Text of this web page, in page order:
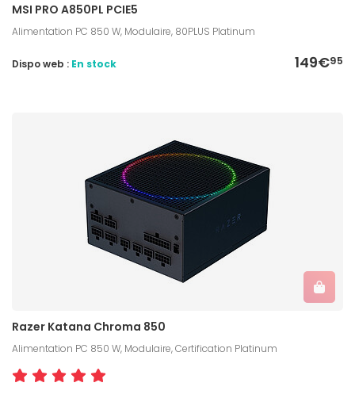
MSI PRO A850PL PCIE5
Alimentation PC 850 W, Modulaire, 80PLUS Platinum
149€95
Dispo web : En stock
Razer Katana Chroma 850
Alimentation PC 850 W, Modulaire, Certification Platinum